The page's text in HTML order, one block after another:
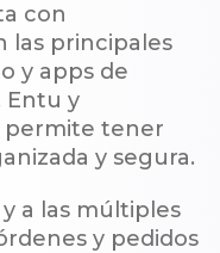
con
las principales
y apps de
Entu y
permite tener
y segura.
a las múltiples
y pedidos